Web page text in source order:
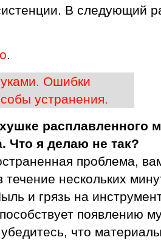
В следующий
.
расплавленного
Что я делаю не так?
проблема,
нескольких
и грязь на
появлению
что